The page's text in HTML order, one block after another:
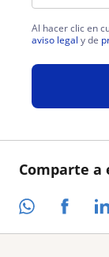
Comparte a
Al hacer clic en
aviso legal y de